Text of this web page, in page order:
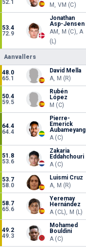
52.1
M, VM (C)
53.4
72.9
Jonathan
Asp-Jensen
AM, M (C), A
(L)
Aanvallers
48.0
65.1
David Mella
A, M (R)
50.4
59.5
Rubén
López
M (C)
64.4
64.4
Pierre-
Emerick
Aubameyang
A (C)
51.8
53.6
Zakaria
Eddahchouri
A (C)
53.7
58.0
Luismi Cruz
A, M (R)
58.7
65.6
Yeremay
Hernández
A (CL), M (L)
49.2
49.3
Mohamed
Bouldini
A (C)